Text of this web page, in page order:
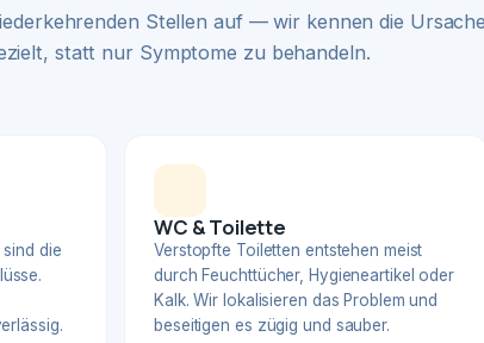
Stellen auf — wir kennen die
statt nur Symptome zu behandeln.
die
WC & Toilette
Verstopfte Toiletten entstehen meist
durch Feuchttücher, Hygieneartikel oder
Kalk. Wir lokalisieren das Problem und
beseitigen es zügig und sauber.